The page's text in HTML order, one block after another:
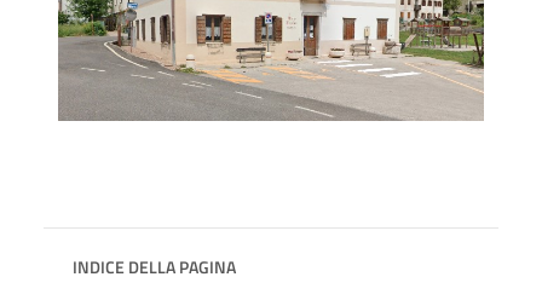
INDICE DELLA PAGINA